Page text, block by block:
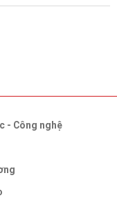
- Công nghệ